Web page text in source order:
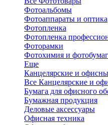
Фотоальбомы
Фотоаппараты и оптика
Фотопленка
Фотопленка
Фоторамки
Фотохимия и
Еще
Канцелярские и
Все Канцелярские и
Бумага для офисного
Бумажная продукция
Деловые аксессуары
Офисная техника